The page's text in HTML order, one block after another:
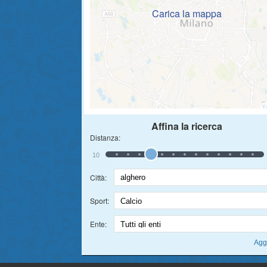
Carica la mappa
Affina la ricerca
Distanza:
10
Città:
Sport:
Ente: